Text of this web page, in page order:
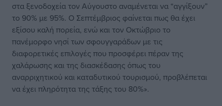
στα ξενοδοχεία τον Αύγουστο αναμένεται να “αγγίξουν”
το 90% με 95%. Ο Σεπτέμβριος φαίνεται πως θα έχει
εξίσου καλή πορεία, ενώ και τον Οκτώβριο το
πανέμορφο νησί των σφουγγαράδων με τις
διαφορετικές επιλογές που προσφέρει πέραν της
χαλάρωσης και της διασκέδασης όπως του
αναρριχητικού και καταδυτικού τουρισμού, προβλέπεται
να έχει πληρότητα της τάξης του 80%».